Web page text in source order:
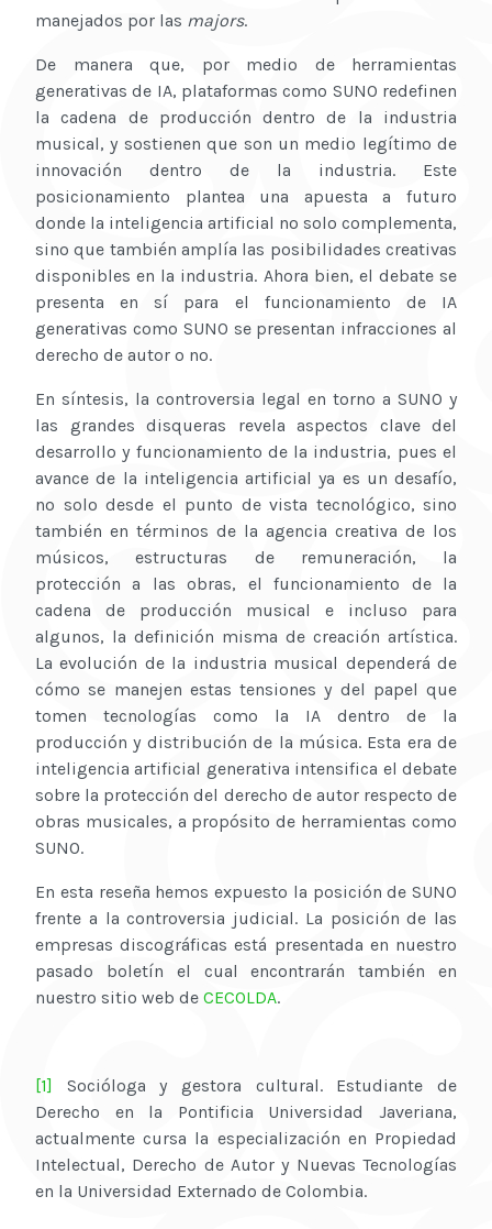
manejados por las majors.
De manera que, por medio de herramientas
generativas de IA, plataformas como SUNO redefinen
la cadena de producción dentro de la industria
musical, y sostienen que son un medio legítimo de
innovación dentro de la industria. Este
posicionamiento plantea una apuesta a futuro
donde la inteligencia artificial no solo complementa,
sino que también amplía las posibilidades creativas
disponibles en la industria. Ahora bien, el debate se
presenta en sí para el funcionamiento de IA
generativas como SUNO se presentan infracciones al
derecho de autor o no.
En síntesis, la controversia legal en torno a SUNO y
las grandes disqueras revela aspectos clave del
desarrollo y funcionamiento de la industria, pues el
avance de la inteligencia artificial ya es un desafío,
no solo desde el punto de vista tecnológico, sino
también en términos de la agencia creativa de los
músicos, estructuras de remuneración, la
protección a las obras, el funcionamiento de la
cadena de producción musical e incluso para
algunos, la definición misma de creación artística.
La evolución de la industria musical dependerá de
cómo se manejen estas tensiones y del papel que
tomen tecnologías como la IA dentro de la
producción y distribución de la música. Esta era de
inteligencia artificial generativa intensifica el debate
sobre la protección del derecho de autor respecto de
obras musicales, a propósito de herramientas como
SUNO.
En esta reseña hemos expuesto la posición de SUNO
frente a la controversia judicial. La posición de las
empresas discográficas está presentada en nuestro
pasado boletín el cual encontrarán también en
nuestro sitio web de CECOLDA.
[1]
Socióloga y gestora cultural. Estudiante de
Derecho en la Pontificia Universidad Javeriana,
actualmente cursa la especialización en Propiedad
Intelectual, Derecho de Autor y Nuevas Tecnologías
en la Universidad Externado de Colombia.